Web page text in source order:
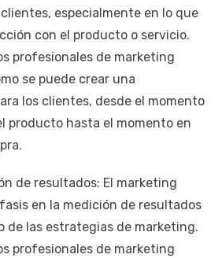
especialmente en lo que
con el producto o servicio.
profesionales de marketing
se puede crear una
los clientes, desde el momento
producto hasta el momento en
de resultados: El marketing
en la medición de resultados
de las estrategias de marketing.
profesionales de marketing